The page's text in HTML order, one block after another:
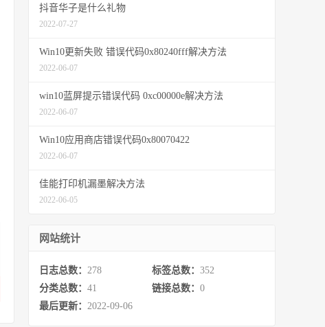
抖音华子是什么礼物
2022-07-27
Win10更新失败 错误代码0x80240fff解决方法
2022-06-07
win10蓝屏提示错误代码 0xc00000e解决方法
2022-06-07
Win10应用商店错误代码0x80070422
2022-06-07
佳能打印机漏墨解决方法
2022-06-05
网站统计
日志总数： 278 标签总数： 352
分类总数： 41 链接总数： 0
最后更新： 2022-09-06